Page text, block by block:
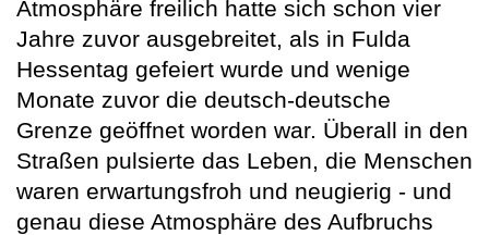
Atmosphäre freilich hatte sich schon vier
Jahre zuvor ausgebreitet, als in Fulda
Hessentag gefeiert wurde und wenige
Monate zuvor die deutsch-deutsche
Grenze geöffnet worden war. Überall in den
Straßen pulsierte das Leben, die Menschen
waren erwartungsfroh und neugierig - und
genau diese Atmosphäre des Aufbruchs